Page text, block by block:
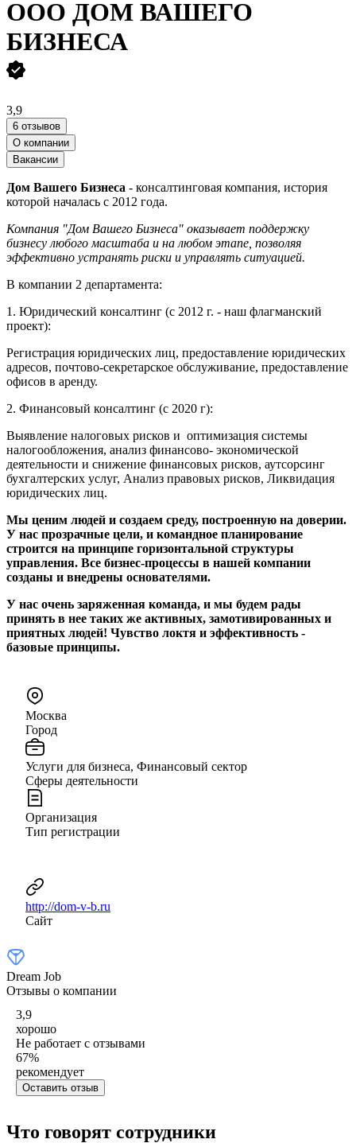
ООО ДОМ ВАШЕГО
БИЗНЕСА
3,9
6 отзывов
О компании
Вакансии
Дом Вашего Бизнеса - консалтинговая компания, история
которой началась с 2012 года.
Компания "Дом Вашего Бизнеса" оказывает поддержку
бизнесу любого масштаба и на любом этапе, позволяя
эффективно устранять риски и управлять ситуацией.
В компании 2 департамента:
1. Юридический консалтинг (с 2012 г. - наш флагманский
проект):
Регистрация юридических лиц, предоставление юридических
адресов, почтово-секретарское обслуживание, предоставление
офисов в аренду.
2. Финансовый консалтинг (с 2020 г):
Выявление налоговых рисков и оптимизация системы
налогообложения, анализ финансово- экономической
деятельности и снижение финансовых рисков, аутсорсинг
бухгалтерских услуг, Анализ правовых рисков, Ликвидация
юридических лиц.
Мы ценим людей и создаем среду, построенную на доверии.
У нас прозрачные цели, и командное планирование
строится на принципе горизонтальной структуры
управления. Все бизнес-процессы в нашей компании
созданы и внедрены основателями.
У нас очень заряженная команда, и мы будем рады
принять в нее таких же активных, замотивированных и
приятных людей! Чувство локтя и эффективность -
базовые принципы.
Москва
Город
Услуги для бизнеса, Финансовый сектор
Сферы деятельности
Организация
Тип регистрации
http://dom-v-b.ru
Сайт
Dream Job
Отзывы о компании
3,9
хорошо
Не работает с отзывами
67%
рекомендует
Оставить отзыв
Что говорят сотрудники